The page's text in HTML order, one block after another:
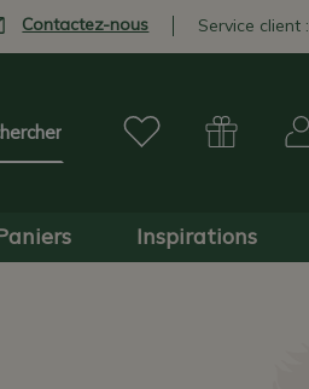
Contactez-nous Service client :
Inspirations